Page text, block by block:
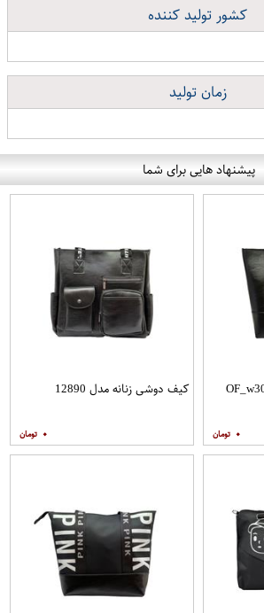
کشور تولید کننده
زمان تولید
پیشنهاد هایی برای شما
۰
کیف دوشی زنانه مدل 12890
۰